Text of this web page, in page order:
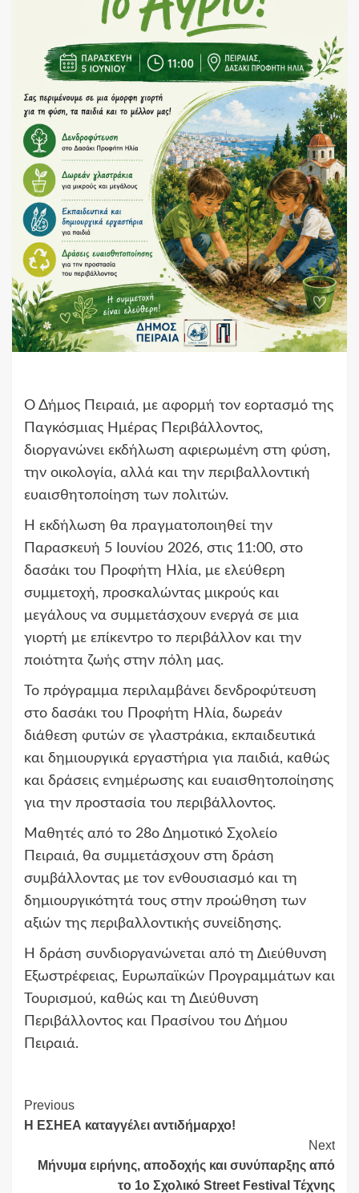
Ο Δήμος Πειραιά, με αφορμή τον εορτασμό της
Παγκόσμιας Ημέρας Περιβάλλοντος,
διοργανώνει εκδήλωση αφιερωμένη στη φύση,
την οικολογία, αλλά και την περιβαλλοντική
ευαισθητοποίηση των πολιτών.
Η εκδήλωση θα πραγματοποιηθεί την
Παρασκευή 5 Ιουνίου 2026, στις 11:00, στο
δασάκι του Προφήτη Ηλία, με ελεύθερη
συμμετοχή, προσκαλώντας μικρούς και
μεγάλους να συμμετάσχουν ενεργά σε μια
γιορτή με επίκεντρο το περιβάλλον και την
ποιότητα ζωής στην πόλη μας.
Το πρόγραμμα περιλαμβάνει δενδροφύτευση
στο δασάκι του Προφήτη Ηλία, δωρεάν
διάθεση φυτών σε γλαστράκια, εκπαιδευτικά
και δημιουργικά εργαστήρια για παιδιά, καθώς
και δράσεις ενημέρωσης και ευαισθητοποίησης
για την προστασία του περιβάλλοντος.
Μαθητές από το 28ο Δημοτικό Σχολείο
Πειραιά, θα συμμετάσχουν στη δράση
συμβάλλοντας με τον ενθουσιασμό και τη
δημιουργικότητά τους στην προώθηση των
αξιών της περιβαλλοντικής συνείδησης.
Η δράση συνδιοργανώνεται από τη Διεύθυνση
Εξωστρέφειας, Ευρωπαϊκών Προγραμμάτων και
Τουρισμού, καθώς και τη Διεύθυνση
Περιβάλλοντος και Πρασίνου του Δήμου
Πειραιά.
Continue
Reading
Previous
Η ΕΣΗΕΑ καταγγέλει αντιδήμαρχο!
Next
Μήνυμα ειρήνης, αποδοχής και συνύπαρξης από
το 1ο Σχολικό Street Festival Τέχνης